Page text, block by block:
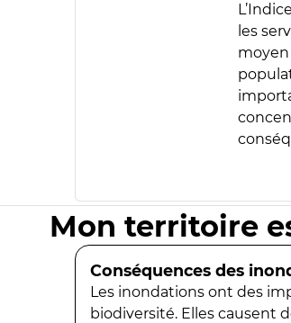
les
moyen
Mon territoire
Conséquences des
Les inondations ont des
biodiversité. Elles causent